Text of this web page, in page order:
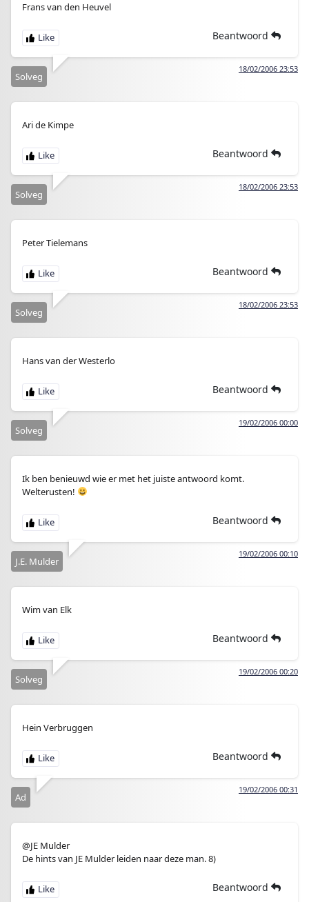
Frans van den Heuvel
Beantwoord
18/02/2006 23:53
Solveg
Ari de Kimpe
Beantwoord
18/02/2006 23:53
Solveg
Peter Tielemans
Beantwoord
18/02/2006 23:53
Solveg
Hans van der Westerlo
Beantwoord
19/02/2006 00:00
Solveg
Ik ben benieuwd wie er met het juiste antwoord komt.
Welterusten!
Beantwoord
19/02/2006 00:10
J.E. Mulder
Wim van Elk
Beantwoord
19/02/2006 00:20
Solveg
Hein Verbruggen
Beantwoord
19/02/2006 00:31
Ad
@JE Mulder
De hints van JE Mulder leiden naar deze man. 8)
Beantwoord